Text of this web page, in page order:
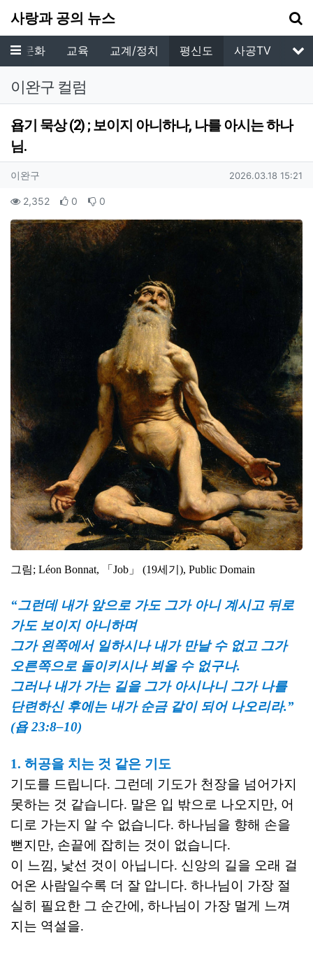
사랑과 공의 뉴스
메뉴
배/문화 교육 교계/정치 평신도
사공TV
이완구 컬럼
욥기 묵상 (2) ; 보이지 아니하나, 나를 아시는 하나
님.
작성자 정보
이완구 작성일
2026.03.18 15:21
컨텐츠 정보
2,352조회 0 추천 0
본문
그림; Léon Bonnat, 「Job」 (19세기), Public Domain
“그런데 내가 앞으로 가도 그가 아니 계시고 뒤로
가도 보이지 아니하며
그가 왼쪽에서 일하시나 내가 만날 수 없고 그가
오른쪽으로 돌이키시나 뵈올 수 없구나.
그러나 내가 가는 길을 그가 아시나니 그가 나를
단련하신 후에는 내가 순금 같이 되어 나오리라.”
(욥 23:8–10)
1. 허공을 치는 것 같은 기도
기도를 드립니다. 그런데 기도가 천장을 넘어가지
못하는 것 같습니다. 말은 입 밖으로 나오지만, 어
디로 가는지 알 수 없습니다. 하나님을 향해 손을
뻗지만, 손끝에 잡히는 것이 없습니다.
이 느낌, 낯선 것이 아닙니다. 신앙의 길을 오래 걸
어온 사람일수록 더 잘 압니다. 하나님이 가장 절
실히 필요한 그 순간에, 하나님이 가장 멀게 느껴
지는 역설을.